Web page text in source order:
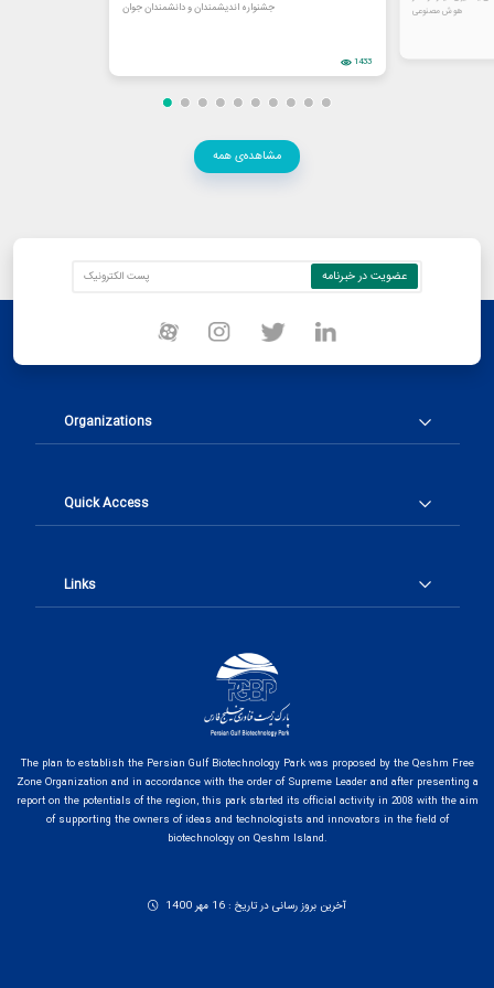
جشنواره اندیشمندان و دانشمندان جوان
1433
هوش مصنوعی
مشاهده‌ی همه
Organizations
Quick Access
Links
The plan to establish the Persian Gulf Biotechnology Park was proposed by the Qeshm Free
Zone Organization and in accordance with the order of Supreme Leader and after presenting a
report on the potentials of the region, this park started its official activity in 2008 with the aim
of supporting the owners of ideas and technologists and innovators in the field of
biotechnology on Qeshm Island.
آخرین بروز رسانی در تاریخ : 16 مهر 1400